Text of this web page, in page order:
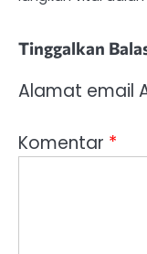
Tinggalkan
Alamat email
Komentar *